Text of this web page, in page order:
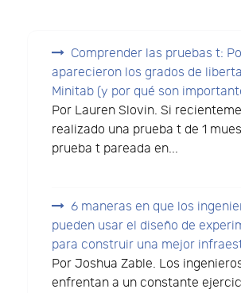
Comprender las pruebas t:
aparecieron los grados de
Minitab (y por qué son
Por Lauren Slovin. Si
realizado una prueba t de 1
prueba t pareada en...
6 maneras en que los
pueden usar el diseño de
para construir una mejor
Por Joshua Zable. Los
enfrentan a un constante